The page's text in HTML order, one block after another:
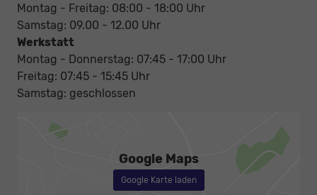
Montag - Freitag: 08:00 - 18:00 Uhr
Samstag: 09.00 - 12.00 Uhr
Werkstatt
Montag - Donnerstag: 07:45 - 17:00 Uhr
Freitag: 07:45 - 15:45 Uhr
Samstag: geschlossen
Google Maps
Google Karte laden